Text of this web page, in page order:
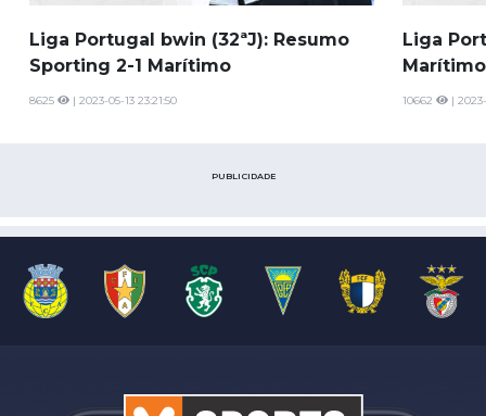
Liga Portugal bwin (32ªJ): Resumo
Sporting 2-1 Marítimo
8625 | 2023-05-13 23:21:50
Liga
10662 |
PUBLICIDADE